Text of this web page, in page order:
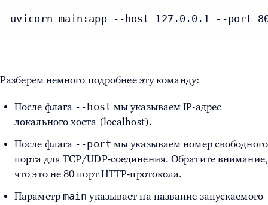
uvicorn main:app --host 127.0.0.1 --port
Разберем немного подробнее эту команду:
После флага --host мы указываем IP-адрес
локального хоста (localhost).
После флага --port мы указываем номер свободного
порта для TCP/UDP-соединения. Обратите внимание,
что это не 80 порт HTTP-протокола.
Параметр main указывает на название запускаемого